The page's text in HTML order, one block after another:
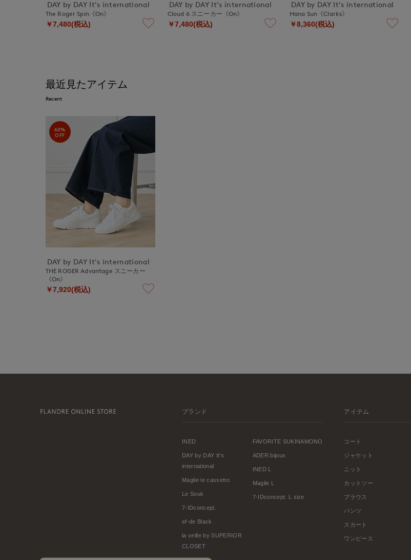
DAY by DAY It's international
The Roger Spin《On》
￥7,480(税込)
DAY by DAY It's international
Cloud 6 スニーカー《On》
￥7,480(税込)
DAY by DAY It's international
Hana Sun《Clarks》
￥8,360(税込)
最近見たアイテム
Recent
60%
OFF
DAY by DAY It's international
THE ROGER Advantage スニーカー
《On》
￥7,920(税込)
ブランド
INED
DAY by DAY It's
international
Maglie le cassetto
Le Souk
7-IDconcept.
ef-de Black
la veille by SUPERIOR
CLOSET
FAVORITE SUKINAMONO
ADER.bijoux
INED L
Maglie L
7-IDconcept. L size
アイテム
コート
ジャケット
ニット
カットソー
ブラウス
パンツ
スカート
ワンピース